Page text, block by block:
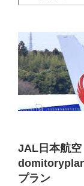
JAL日本航空
プラン